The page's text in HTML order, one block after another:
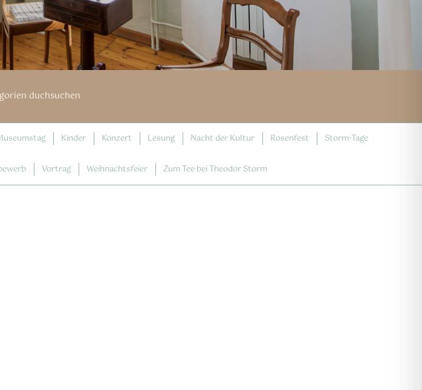
duchsuchen
Kinder Konzert Lesung Nacht der Kultur Rosenfest Storm-Tage
Vortrag Weihnachtsfeier Zum Tee bei Theodor Storm